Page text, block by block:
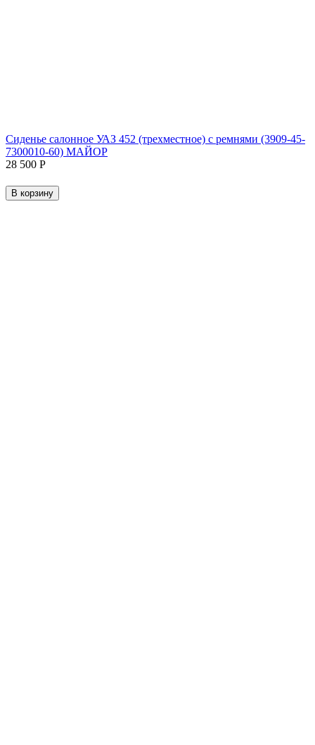
Сиденье салонное УАЗ 452 (трехместное) с ремнями (3909-45-
7300010-60) МАЙОР
28 500 Р
В корзину